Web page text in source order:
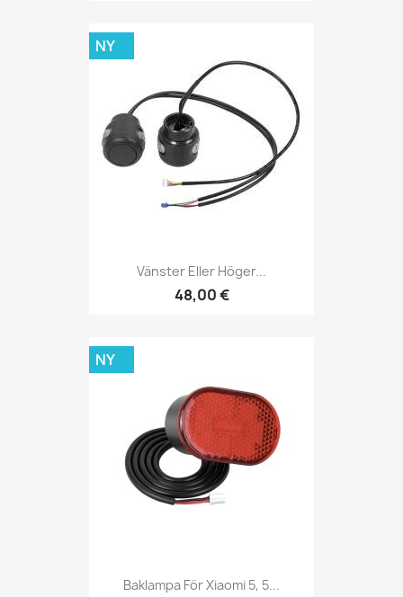
Vänster Eller Höger...
48,00 €
NY
Baklampa För Xiaomi 5, 5...
NY